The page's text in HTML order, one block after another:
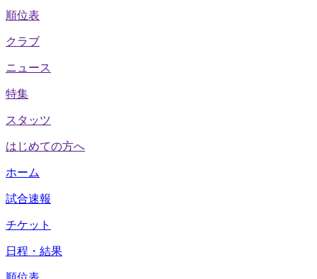
順位表
クラブ
ニュース
特集
スタッツ
はじめての方へ
ホーム
試合速報
チケット
日程・結果